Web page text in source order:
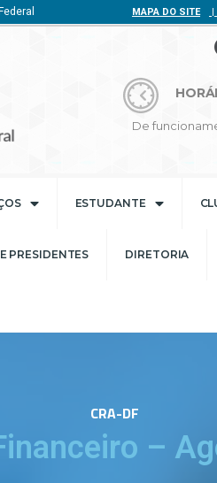
MAPA DO SITE |
De
ESTUDANTE
PRESIDENTES DIRETORIA
CRA-DF
–